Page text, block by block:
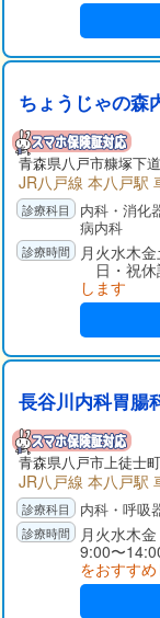
ちょうじゃの森
青森県八戸市糠塚下
JR八戸線 本八戸駅
内科・消化
病内科
月火水木
日・祝
します
長谷川内科胃腸
青森県八戸市上徒士
JR八戸線 本八戸駅
内科・呼吸
月火水木
9:00〜
をおすす